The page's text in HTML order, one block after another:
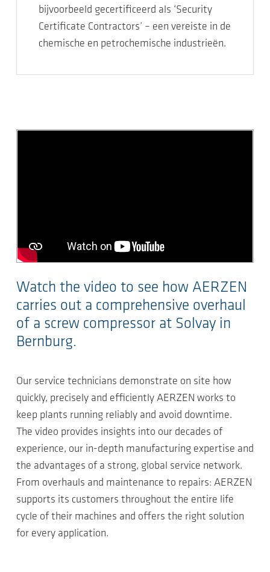
bijvoorbeeld gecertificeerd als ‘Security
Certificate Contractors’ – een vereiste in de
chemische en petrochemische industrieën.
Watch the video to see how AERZEN
carries out a comprehensive overhaul
of a screw compressor at Solvay in
Bernburg.
Our service technicians demonstrate on site how
quickly, precisely and efficiently AERZEN works to
keep plants running reliably and avoid downtime.
The video provides insights into our decades of
experience, our in-depth manufacturing expertise and
the advantages of a strong, global service network.
From overhauls and maintenance to repairs: AERZEN
supports its customers throughout the entire life
cycle of their machines and offers the right solution
for every application.